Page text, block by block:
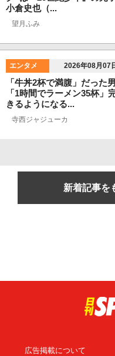
小倉史也（...
望月ふみ
エンタメ 2026年08月07
「牛丼2杯で満腹」だった
「1時間でラーメン35杯」
きるようになる...
寺西ジャジューカ
新着記事を
広告掲載について